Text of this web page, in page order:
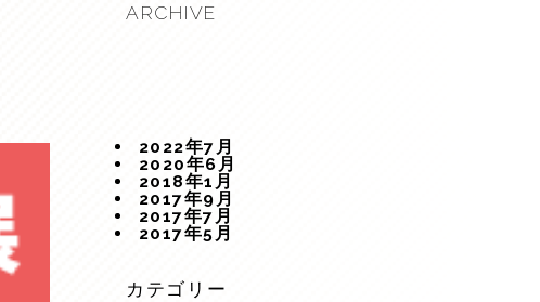
ARCHIVE
2022年7月
2020年6月
2018年1月
2017年9月
2017年7月
2017年5月
カテゴリー